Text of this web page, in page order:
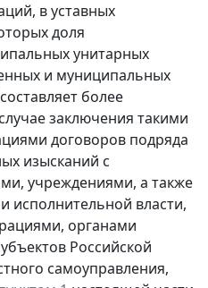
в уставных
доля
унитарных
и муниципальных
более
заключения такими
договоров подряда
изысканий с
учреждениями, а также
исполнительной власти,
органами
Российской
самоуправления,